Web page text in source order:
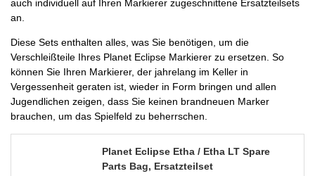
auch individuell auf Ihren Markierer zugeschnittene Ersatzteilsets
an.
Diese Sets enthalten alles, was Sie benötigen, um die
Verschleißteile Ihres Planet Eclipse Markierer zu ersetzen. So
können Sie Ihren Markierer, der jahrelang im Keller in
Vergessenheit geraten ist, wieder in Form bringen und allen
Jugendlichen zeigen, dass Sie keinen brandneuen Marker
brauchen, um das Spielfeld zu beherrschen.
Planet Eclipse Etha / Etha LT Spare
Parts Bag, Ersatzteilset